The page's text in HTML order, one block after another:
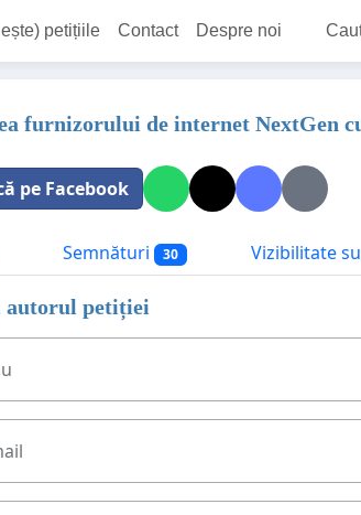
petițiile Contact Despre noi
furnizorului de internet NextGen
pe Facebook
Semnături 30 Vizibilitate
autorul petiției